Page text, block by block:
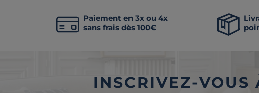
Paiement en 3x ou 4x
sans frais dès 100€
INSCRIVEZ-VOUS